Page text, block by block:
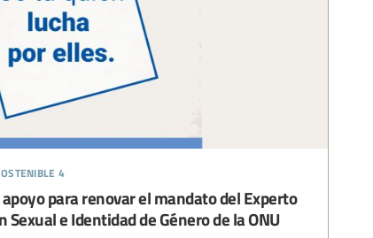
4
apoyo para renovar el mandato del Experto
e Identidad de Género de la ONU